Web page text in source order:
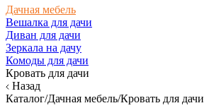
Дачная мебель
Вешалка для дачи
Диван для дачи
Зеркала на дачу
Комоды для дачи
Кровать для дачи
Назад
Каталог/Дачная мебель/Кровать для дачи